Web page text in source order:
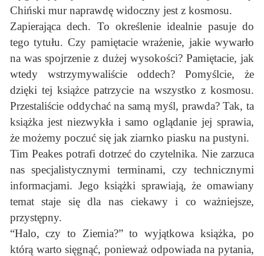
Chiński mur naprawdę widoczny jest z kosmosu.
Zapierająca dech. To określenie idealnie pasuje do
tego tytułu. Czy pamiętacie wrażenie, jakie wywarło
na was spojrzenie z dużej wysokości? Pamiętacie, jak
wtedy wstrzymywaliście oddech? Pomyślcie, że
dzięki tej książce patrzycie na wszystko z kosmosu.
Przestaliście oddychać na samą myśl, prawda? Tak, ta
książka jest niezwykła i samo oglądanie jej sprawia,
że możemy poczuć się jak ziarnko piasku na pustyni.
Tim Peakes potrafi dotrzeć do czytelnika. Nie zarzuca
nas specjalistycznymi terminami, czy technicznymi
informacjami. Jego książki sprawiają, że omawiany
temat staje się dla nas ciekawy i co ważniejsze,
przystępny.
“Halo, czy to Ziemia?” to wyjątkowa książka, po
którą warto sięgnąć, ponieważ odpowiada na pytania,